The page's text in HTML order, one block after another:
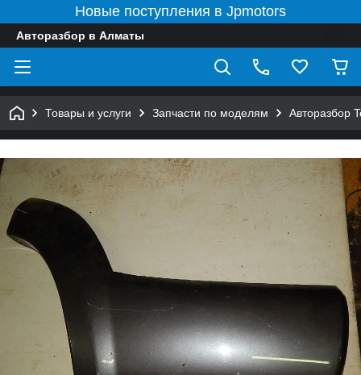
Новые поступления в Jpmotors
Авторазбор в Алматы
Товары и услуги Запчасти по моделям Авторазбор